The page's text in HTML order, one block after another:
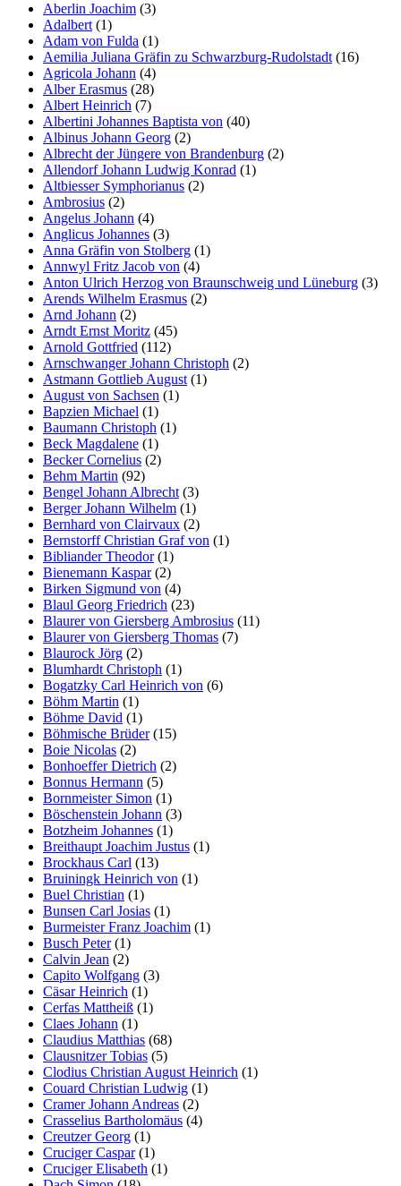
Aberlin Joachim (3)
Adalbert (1)
Adam von Fulda (1)
Aemilia Juliana Gräfin zu Schwarzburg-Rudolstadt (16)
Agricola Johann (4)
Alber Erasmus (28)
Albert Heinrich (7)
Albertini Johannes Baptista von (40)
Albinus Johann Georg (2)
Albrecht der Jüngere von Brandenburg (2)
Allendorf Johann Ludwig Konrad (1)
Altbiesser Symphorianus (2)
Ambrosius (2)
Angelus Johann (4)
Anglicus Johannes (3)
Anna Gräfin von Stolberg (1)
Annwyl Fritz Jacob von (4)
Anton Ulrich Herzog von Braunschweig und Lüneburg (3)
Arends Wilhelm Erasmus (2)
Arnd Johann (2)
Arndt Ernst Moritz (45)
Arnold Gottfried (112)
Arnschwanger Johann Christoph (2)
Astmann Gottlieb August (1)
August von Sachsen (1)
Bapzien Michael (1)
Baumann Christoph (1)
Beck Magdalene (1)
Becker Cornelius (2)
Behm Martin (92)
Bengel Johann Albrecht (3)
Berger Johann Wilhelm (1)
Bernhard von Clairvaux (2)
Bernstorff Christian Graf von (1)
Bibliander Theodor(1)
Bienemann Kaspar(2)
Birken Sigmund von (4)
Blaul Georg Friedrich (23)
Blaurer von Giersberg Ambrosius (11)
Blaurer von Giersberg Thomas (7)
Blaurock Jörg (2)
Blumhardt Christoph (1)
Bogatzky Carl Heinrich von (6)
Böhm Martin (1)
Böhme David (1)
Böhmische Brüder(15)
Boie Nicolas (2)
Bonhoeffer Dietrich (2)
Bonnus Hermann (5)
Bornmeister Simon (1)
Böschenstein Johann (3)
Botzheim Johannes (1)
Breithaupt Joachim Justus (1)
Brockhaus Carl (13)
Bruiningk Heinrich von (1)
Buel Christian (1)
Bunsen Carl Josias (1)
Burmeister Franz Joachim (1)
Busch Peter(1)
Calvin Jean (2)
Capito Wolfgang (3)
Cäsar Heinrich (1)
Cerfas Mattheiß (1)
Claes Johann (1)
Claudius Matthias (68)
Clausnitzer Tobias (5)
Clodius Christian August Heinrich (1)
Couard Christian Ludwig (1)
Cramer Johann Andreas (2)
Crasselius Bartholomäus (4)
Creutzer Georg (1)
Cruciger Caspar(1)
Cruciger Elisabeth (1)